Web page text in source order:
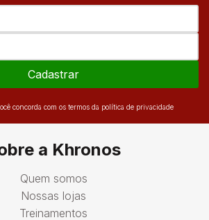
Cadastrar
concorda com os termos da política de privacidade
a Khronos
Quem somos
Nossas lojas
Treinamentos